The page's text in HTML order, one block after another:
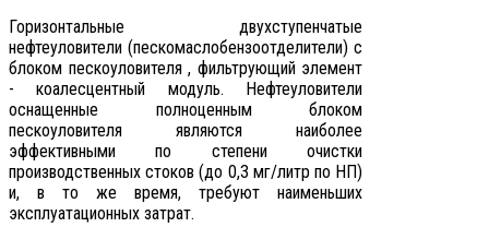
Горизонтальные двухступенчатые
нефтеуловители (пескомаслобензоотделители) с
блоком пескоуловителя , фильтрующий элемент
- коалесцентный модуль. Нефтеуловители
оснащенные полноценным блоком
пескоуловителя являются наиболее
эффективными по степени очистки
производственных стоков (до 0,3 мг/литр по НП)
и, в то же время, требуют наименьших
эксплуатационных затрат.